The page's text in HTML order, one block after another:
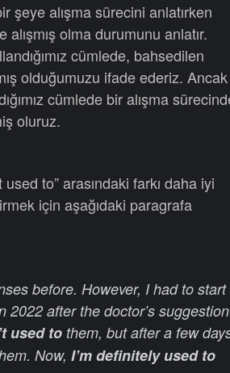
şeye alışma sürecini anlatırken
alışmış olma durumunu anlatır.
cümlede, bahsedilen
olduğumuzu ifade ederiz. Ancak
cümlede bir alışma
oluruz.
used to” arasındaki farkı daha iyi
için aşağıdaki paragrafa
before. However, I had to start
2022 after the doctor’s
used to them, but after a few
Now, I’m definitely used to